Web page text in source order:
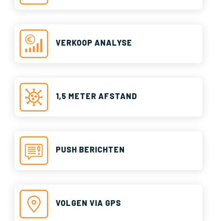
VERKOOP ANALYSE
1,5 METER AFSTAND
PUSH BERICHTEN
VOLGEN VIA GPS